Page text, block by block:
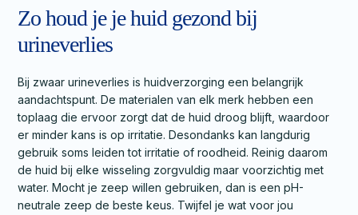
Zo houd je je huid gezond bij
urineverlies
Bij zwaar urineverlies is huidverzorging een belangrijk
aandachtspunt. De materialen van elk merk hebben een
toplaag die ervoor zorgt dat de huid droog blijft, waardoor
er minder kans is op irritatie. Desondanks kan langdurig
gebruik soms leiden tot irritatie of roodheid. Reinig daarom
de huid bij elke wisseling zorgvuldig maar voorzichtig met
water. Mocht je zeep willen gebruiken, dan is een pH-
neutrale zeep de beste keus. Twijfel je wat voor jou